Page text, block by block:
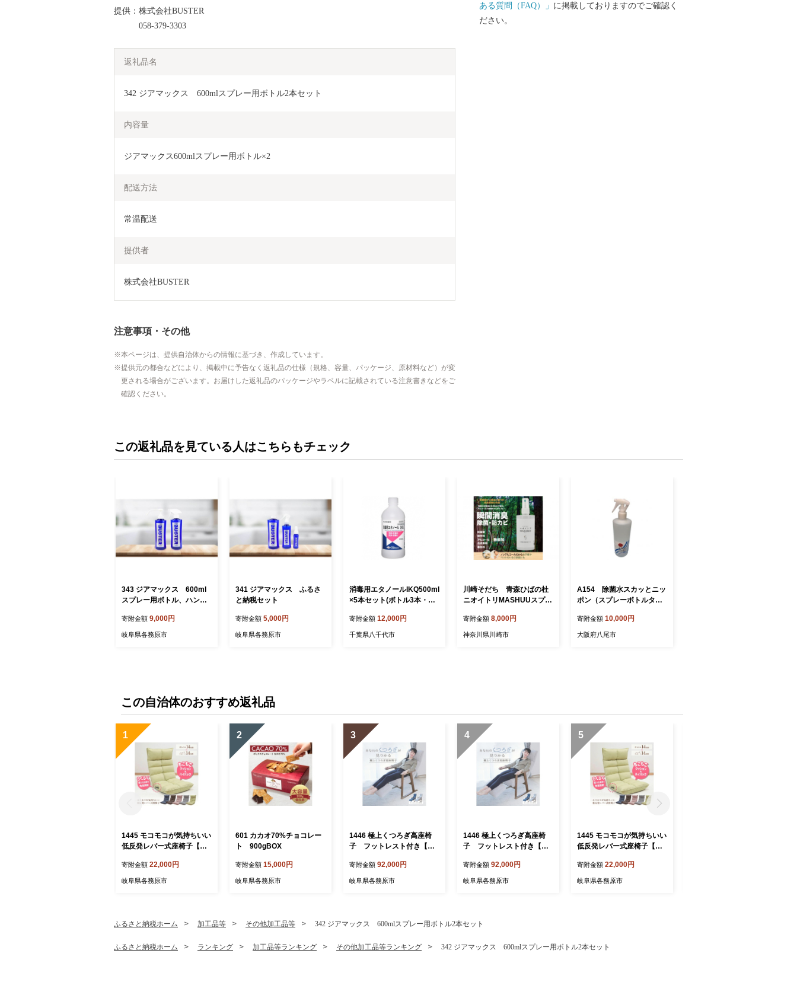
提供：株式会社BUSTER
058-379-3303
返礼品名
342 ジアマックス　600mlスプレー用ボトル2本セット
内容量
ジアマックス600mlスプレー用ボトル×2
配送方法
常温配送
提供者
注意事項・その他
本ページは、提供自治体からの情報に基づき、作成しています。
提供元の都合などにより、掲載中に予告なく返礼品の仕様（規格、容量、パッケージ、原材料など）が変
更される場合がございます。お届けした返礼品のパッケージやラベルに記載されている注意書きなどをご
確認ください。
ある質問（FAQ）」 に掲載しておりますのでご確認く
ださい。
この返礼品を見ている人はこちらもチェック
343 ジアマックス 600ml
スプレー用ボトル、ハンド
寄附金額 9,000円
岐阜県各務原市
341 ジアマックス ふるさ
と納税セット
寄附金額 5,000円
岐阜県各務原市
消毒用エタノールIKQ500ml
×5本セット(ボトル3本・ス
寄附金額 12,000円
千葉県八千代市
川崎そだち 青森ひばの杜
ニオイトリMASHUUスプレ
寄附金額 8,000円
神奈川県川崎市
A154 除菌水スカッとニッ
ポン（スプレーボトルタイ
本入）
寄附金額 10,000円
大阪府八尾市
この自治体のおすすめ返礼品
1
1445 モコモコが気持ちいい
低反発レバー式座椅子【グ
寄附金額 22,000円
岐阜県各務原市
2
601 カカオ70%チョコレー
ト 900gBOX
寄附金額 15,000円
岐阜県各務原市
3
1446 極上くつろぎ高座椅
子 フットレスト付き【ネ
寄附金額 92,000円
岐阜県各務原市
4
1446 極上くつろぎ高座椅
子 フットレスト付き【グ
寄附金額 92,000円
岐阜県各務原市
5
1445 モコモコが気持ちいい
低反発レバー式座椅子【グ
寄附金額 22,000円
岐阜県各務原市
ふるさと納税ホーム 加工品等 その他加工品等 342 ジアマックス 600mlスプレー用ボトル2本セット
ふるさと納税ホーム ランキング 加工品等ランキング その他加工品等ランキング 342 ジアマックス 600mlスプレー用ボトル2本セット